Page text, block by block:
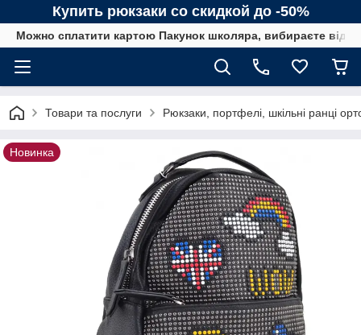
Купить рюкзаки со скидкой до -50%
Можно сплатити картою Пакунок школяра, вибираєте від
Товари та послуги Рюкзаки, портфелі, шкільні ранці
Новинка